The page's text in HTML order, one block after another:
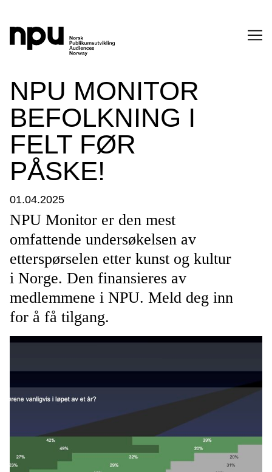
SØK
NPU MONITOR
BEFOLKNING I
FELT FØR
PÅSKE!
01.04.2025
NPU Monitor er den mest
omfattende undersøkelsen av
etterspørselen etter kunst og kultur
i Norge. Den finansieres av
medlemmene i NPU. Meld deg inn
for å få tilgang.